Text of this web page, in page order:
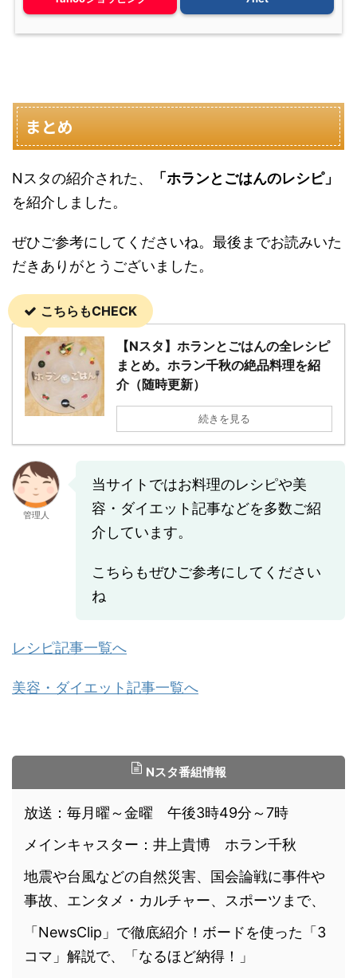
まとめ
Nスタの紹介された、
「ホランとごはんのレシピ」
を紹介しました。
ぜひご参考にしてくださいね。最後までお読みいた
だきありがとうございました。
こちらもCHECK
【Nスタ】ホランとごはんの全レシピ
まとめ。ホラン千秋の絶品料理を紹
介（随時更新）
続きを見る
管理人
当サイトではお料理のレシピや美
容・ダイエット記事などを多数ご紹
介しています。
こちらもぜひご参考にしてください
ね
レシピ記事一覧へ
美容・ダイエット記事一覧へ
Nスタ番組情報
放送：毎月曜～金曜 午後3時49分～7時
メインキャスター：井上貴博 ホラン千秋
地震や台風などの自然災害、国会論戦に事件や
事故、エンタメ・カルチャー、スポーツまで、
「NewsClip」で徹底紹介！ボードを使った「3
コマ」解説で、「なるほど納得！」